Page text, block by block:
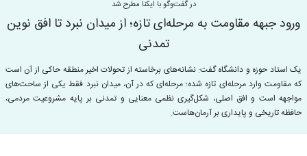
در گفت‌وگو با ایکنا مطرح شد
ورود جبهه مقاومت به مرحله‌ای تازه؛ از میدان نبرد تا افق نوین
تمدنی
یک استاد حوزه و دانشگاه گفت: نشانه‌های برخاسته از تحولات اخیر منطقه حاکی از آن است
که مقاومت وارد مرحله‌ای تازه شده؛ مرحله‌ای که در آن، میدان نبرد فقط یکی از ساحت‌های
مواجهه است و افق اصلی، شکل‌گیری نظمی معنایی و تمدنی بر پایه مشروعیت مردمی،
حافظه تاریخی و پایداری بر آرمان‌هاست.